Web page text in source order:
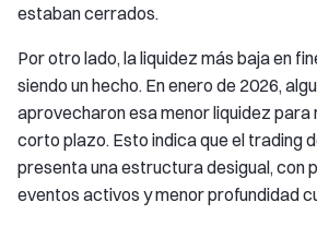
estaban cerrados.
Por otro lado, la liquidez más baja en
siendo un hecho. En enero de 2026,
aprovecharon esa menor liquidez
corto plazo. Esto indica que el trading
presenta una estructura desigual, con
eventos activos y menor profundidad